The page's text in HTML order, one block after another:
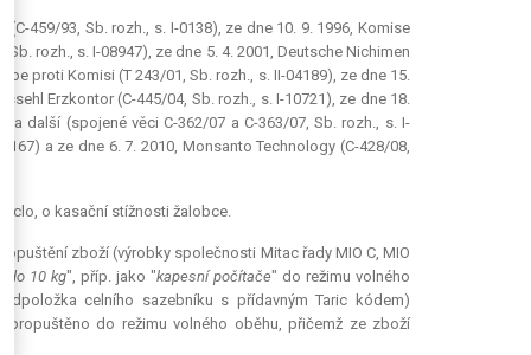
459/93, Sb. rozh., s. I-0138), ze dne 10. 9. 1996, Komise
rozh., s. I-08947), ze dne 5. 4. 2001, Deutsche Nichimen
proti Komisi (T 243/01, Sb. rozh., s. II-04189), ze dne 15.
Erzkontor (C-445/04, Sb. rozh., s. I-10721), ze dne 18.
a další (spojené věci C-362/07 a C-363/07, Sb. rozh., s. I-
a ze dne 6. 7. 2010, Monsanto Technology (C-428/08,
clo, o kasační stížnosti žalobce.
zboží (výrobky společnosti Mitac řady MIO C, MIO
do 10 kg", příp. jako "kapesní počítače" do režimu volného
celního sazebníku s přídavným Taric kódem)
propuštěno do režimu volného oběhu, přičemž ze zboží